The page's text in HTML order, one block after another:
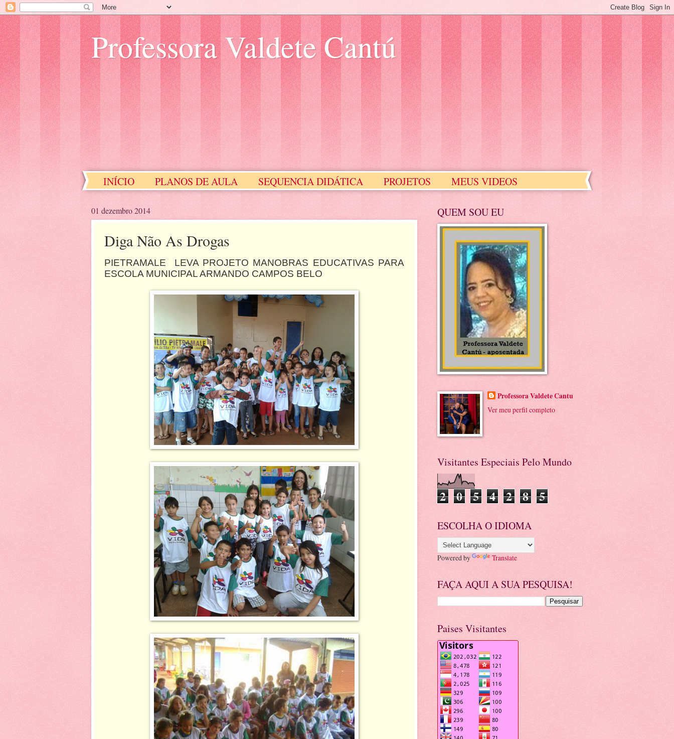
Professora Valdete Cantú
INÍCIO PLANOS DE AULA SEQUENCIA DIDÁTICA PROJETOS
MEUS VIDEOS
01 dezembro 2014
Diga Não As Drogas
PIETRAMALE LEVA PROJETO MANOBRAS EDUCATIVAS PARA
ESCOLA MUNICIPAL ARMANDO CAMPOS BELO
QUEM SOU EU
Professora Valdete Cantu
Ver meu perfil completo
Visitantes Especiais Pelo Mundo
2 0 5 4 2 8 5
ESCOLHA O IDIOMA
Powered by Translate
FAÇA AQUI A SUA PESQUISA!
Paises Visitantes